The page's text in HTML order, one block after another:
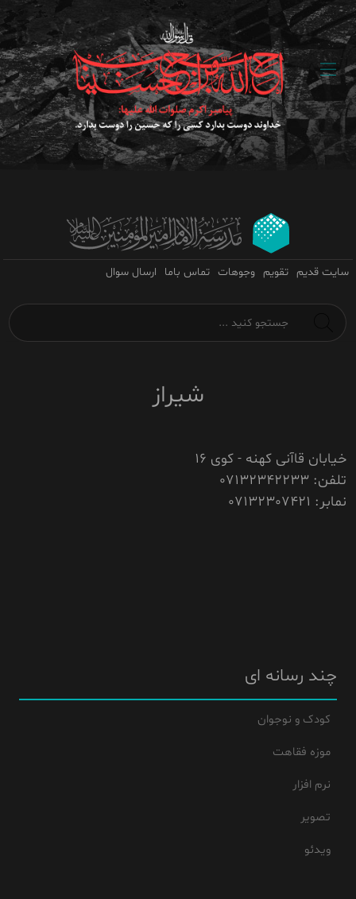
سایت قدیم تقویم وجوهات تماس باما ارسال سوال
شیراز
خیابان قاآنی کهنه - کوی 16
تلفن: 07132342233
نمابر: 07132307421
چند رسانه ای
کودک و نوجوان
موزه فقاهت
نرم افزار
تصویر
ویدئو